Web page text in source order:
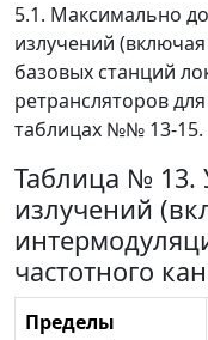
5.1. Максимально
излучений
базовых станций
ретрансляторов
таблицах №№ 13-15.
Таблица № 13.
излучений
частотного
Пределы